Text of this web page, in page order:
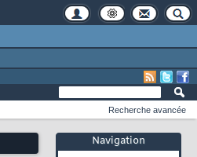
Navigation
Recherche avancée